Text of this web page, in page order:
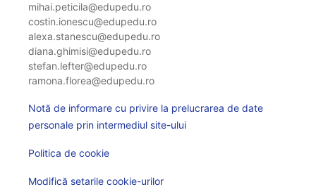
mihai.peticila@edupedu.ro
costin.ionescu@edupedu.ro
alexa.stanescu@edupedu.ro
diana.ghimisi@edupedu.ro
stefan.lefter@edupedu.ro
ramona.florea@edupedu.ro
Notă de informare cu privire la prelucrarea de date
personale prin intermediul site-ului
Politica de cookie
Modifică setarile cookie-urilor